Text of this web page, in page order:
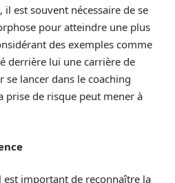
est souvent nécessaire de se
pour atteindre une plus
des exemples comme
derrière lui une carrière de
lancer dans le coaching
prise de risque peut mener à
est important de reconnaître la